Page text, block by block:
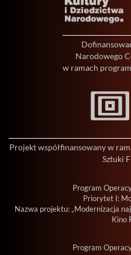
Narodowego
w ramach
Projekt współfinansowany w
Sztuki
Program
Priorytet I:
Nazwa projektu: „Modernizacja
Kino
Program